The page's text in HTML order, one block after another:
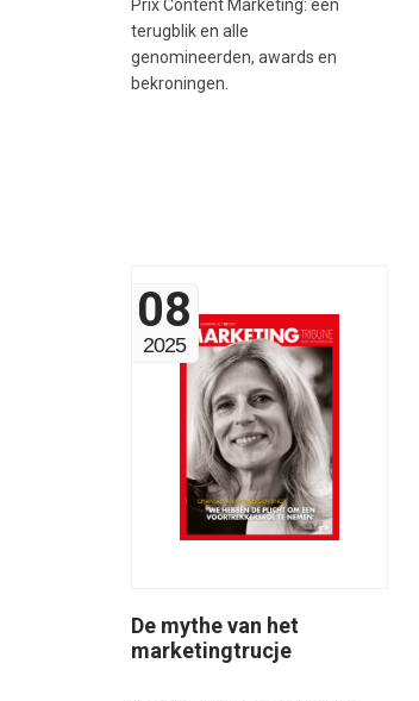
Prix Content Marketing: een
terugblik en alle
genomineerden, awards en
bekroningen.
08
2025
De mythe van het
marketingtrucje